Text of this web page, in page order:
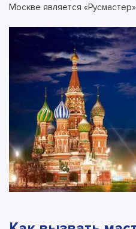
Москве является